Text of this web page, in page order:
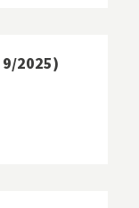
2025)